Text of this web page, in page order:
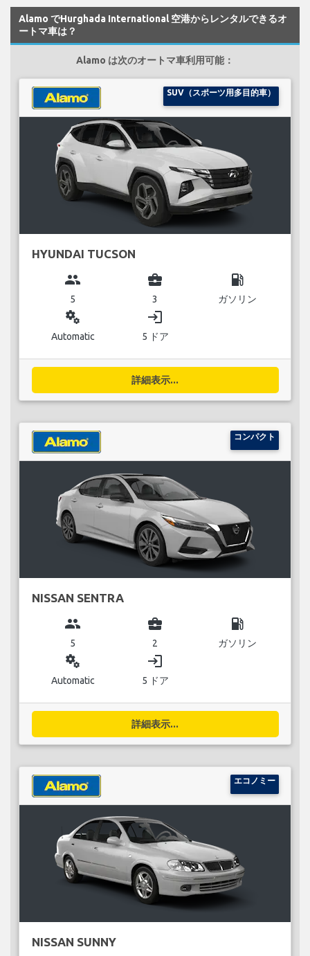
Alamo でHurghada International 空港からレンタルできるオ
ートマ車は？
Alamo は次のオートマ車利用可能：
SUV（スポーツ用多目的車）
HYUNDAI TUCSON
group
5
business_center
3
local_gas_station
ガソリン
miscellaneous_services
Automatic
login
5 ドア
詳細表示...
コンパクト
NISSAN SENTRA
group
5
business_center
2
local_gas_station
ガソリン
miscellaneous_services
Automatic
login
5 ドア
詳細表示...
エコノミー
NISSAN SUNNY